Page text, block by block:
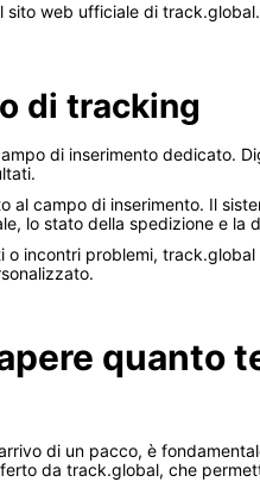
sito web ufficiale di
di tracking
di inserimento dedicato.
al campo di inserimento. Il
lo stato della spedizione e la
o incontri problemi,
quanto
di un pacco, è
da track.global, che